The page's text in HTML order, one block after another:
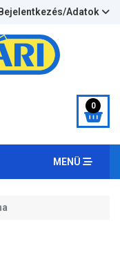
Bejelentkezés/Adatok
0
MENÜ